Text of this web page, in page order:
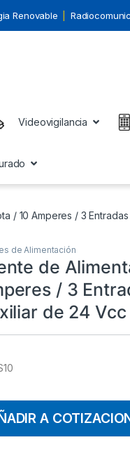
Renovable
Videovigilancia
/ 10 Amperes / 3
de Alimentación
de
/ 3
de 24 Vcc
A